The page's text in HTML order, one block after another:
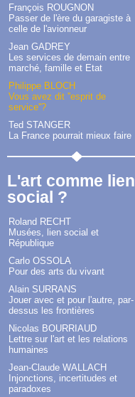
François ROUGNON
Passer de l'ère du garagiste à
celle de l'avionneur
Jean GADREY
Les services de demain entre
marché, famille et Etat
Philippe BLOCH
Vous avez dit ''esprit de
service''?
Ted STANGER
La France pourrait mieux faire
L'art comme lien
social ?
Roland RECHT
Musées, lien social et
République
Carlo OSSOLA
Pour des arts du vivant
Alain SURRANS
Jouer avec et pour l'autre, par-
dessus les frontières
Nicolas BOURRIAUD
Lettre sur l'art et les relations
humaines
Jean-Claude WALLACH
Injonctions, incertitudes et
paradoxes